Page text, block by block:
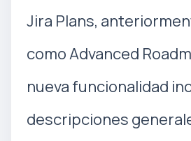
Jira Plans,
como Advanced
nueva funcionalidad
descripciones